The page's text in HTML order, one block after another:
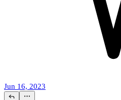
Jun 16, 2023